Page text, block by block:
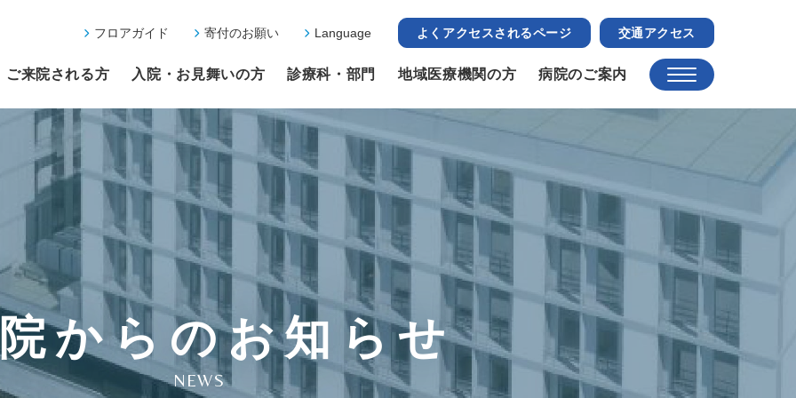
フロアガイド 寄付のお願い Language よくアクセスされるページ 交通アクセス
ご来院される方 入院・お見舞いの方 診療科・部門 地域医療機関の方 病院のご案内
からのお知らせ
NEWS